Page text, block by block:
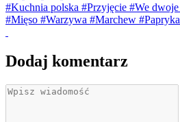
#Kuchnia polska #Przyjęcie #We dwoje
#Mięso #Warzywa #Marchew #Papryka
Dodaj komentarz